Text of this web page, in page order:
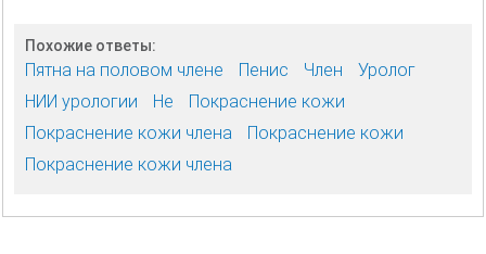
Похожие ответы:
Пятна на половом члене Пенис Член
Уролог
НИИ урологии
Не
Покраснение кожи
Покраснение кожи члена
Покраснение кожи
Покраснение кожи члена